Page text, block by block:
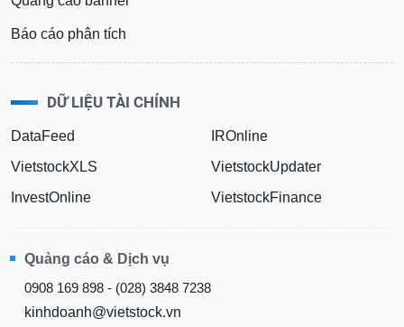
Báo cáo phân tích
DỮ LIỆU TÀI CHÍNH
DataFeed
VietstockXLS
InvestOnline
IROnline
VietstockUpdater
VietstockFinance
Quảng cáo & Dịch vụ
0908 169 898 - (028) 3848 7238
kinhdoanh@vietstock.vn